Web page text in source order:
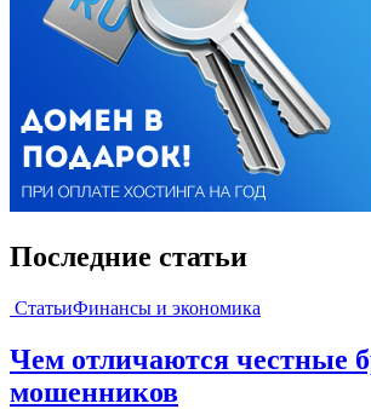
Последние статьи
СтатьиФинансы и экономика
Чем отличаются честные
мошенников